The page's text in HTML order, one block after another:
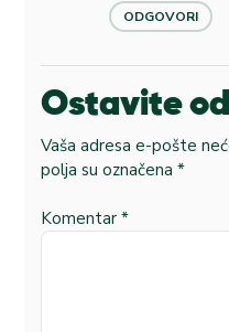
ODGOVORI
Ostavite
Vaša adresa e-pošte
polja su označena *
Komentar *